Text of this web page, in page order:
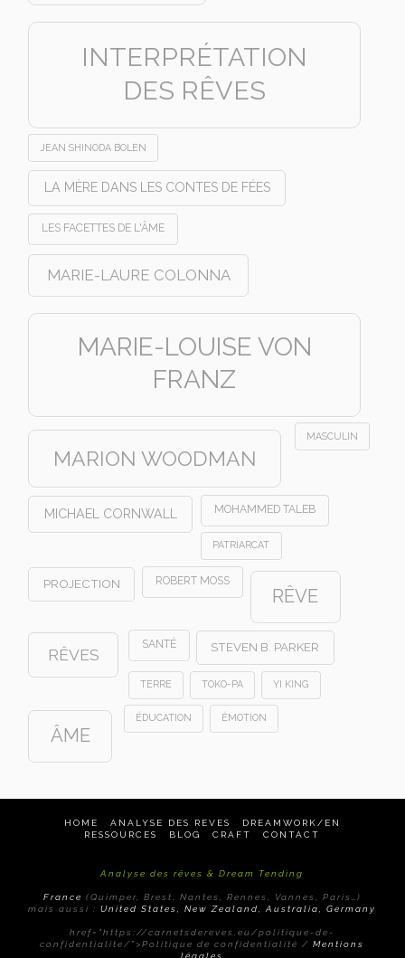
INTERPRÉTATION
DES RÊVES
JEAN SHINODA BOLEN
LA MÈRE DANS LES CONTES DE FÉES
LES FACETTES DE L'ÂME
MARIE-LAURE COLONNA
MARIE-LOUISE VON
FRANZ
MARION WOODMAN
MASCULIN
MICHAEL CORNWALL MOHAMMED TALEB
PATRIARCAT
PROJECTION ROBERT MOSS
RÊVE
RÊVES
SANTÉ STEVEN B. PARKER
TERRE TOKO-PA YI KING
ÂME
ÉDUCATION ÉMOTION
HOME ANALYSE DES REVES
DREAMWORK/EN
RESSOURCES
BLOG CRAFT CONTACT
Analyse des rêves & Dream Tending
France (Quimper, Brest, Nantes, Rennes, Vannes, Paris…)
mais aussi :United States, New Zealand, Australia, Germany
href="https://carnetsdereves.eu/politique-de-
confidentialite/">Politique de confidentialité /Mentions
légales